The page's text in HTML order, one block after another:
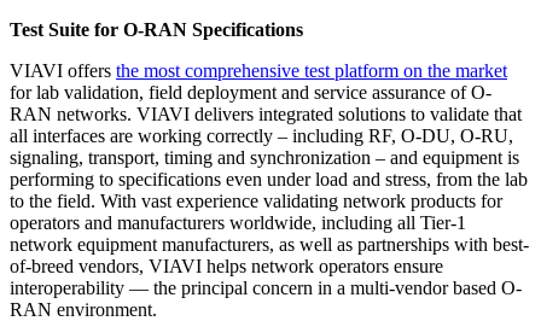
Test Suite for O-RAN Specifications
VIAVI offers the most comprehensive test platform on the market
for lab validation, field deployment and service assurance of O-
RAN networks. VIAVI delivers integrated solutions to validate that
all interfaces are working correctly – including RF, O-DU, O-RU,
signaling, transport, timing and synchronization – and equipment is
performing to specifications even under load and stress, from the lab
to the field. With vast experience validating network products for
operators and manufacturers worldwide, including all Tier-1
network equipment manufacturers, as well as partnerships with best-
of-breed vendors, VIAVI helps network operators ensure
interoperability — the principal concern in a multi-vendor based O-
RAN environment.